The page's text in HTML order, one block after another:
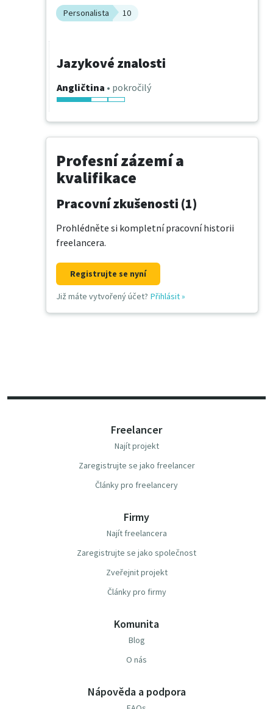
Personalista 10
Jazykové znalosti
Angličtina • pokročilý
Profesní zázemí a
kvalifikace
Pracovní zkušenosti (1)
Prohlédněte si kompletní pracovní historii
freelancera.
Registrujte se nyní
Již máte vytvořený účet? Přihlásit»
Freelancer
Najít projekt
Zaregistrujte se jako freelancer
Články pro freelancery
Firmy
Najít freelancera
Zaregistrujte se jako společnost
Zveřejnit projekt
Články pro firmy
Komunita
Blog
O nás
Nápověda a podpora